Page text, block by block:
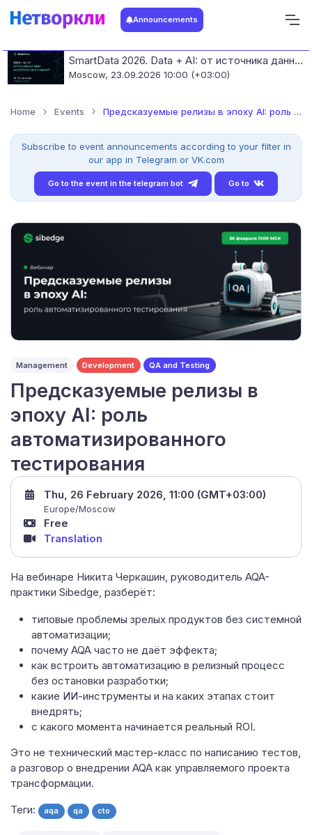
Announcements
SmartData 2026. Data + AI: от источника данных до работающих моделей
Moscow, 23.09.2026 10:00 (+03:00)
Home Events Предсказуемые релизы в эпоху AI: роль автоматизированного тес...
Subscribe to event announcements according to your filter in
our app in Telegram or VK.com
Go to the event in the telegram bot Go to
Management Development QA and Testing
Предсказуемые релизы в
эпоху AI: роль
автоматизированного
тестирования
На вебинаре Никита Черкашин, руководитель AQA-
практики Sibedge, разберёт:
типовые проблемы зрелых продуктов без системной
автоматизации;
почему AQA часто не даёт эффекта;
как встроить автоматизацию в релизный процесс
без остановки разработки;
какие ИИ-инструменты и на каких этапах стоит
внедрять;
с какого момента начинается реальный ROI.
Это не технический мастер-класс по написанию тестов,
а разговор о внедрении AQA как управляемого проекта
трансформации.
Теги: aqa qa cto
Thu, 26 February 2026, 11:00 (GMT+03:00)
Europe/Moscow
Free
Translation